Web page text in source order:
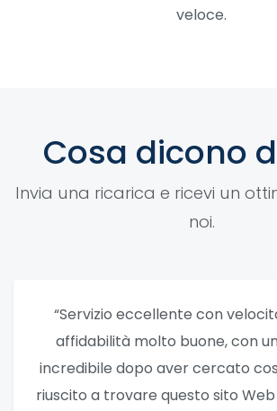
veloce.
Cosa dicono
Invia una ricarica e ricevi un
noi.
“Servizio eccellente con
affidabilità molto buone, con
incredibile dopo aver cercato
riuscito a trovare questo sito